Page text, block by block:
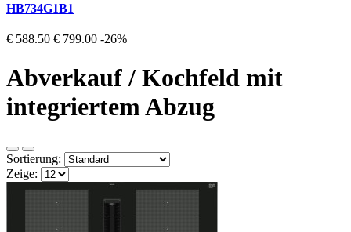
HB734G1B1
€ 588.50 € 799.00 -26%
Abverkauf / Kochfeld mit
integriertem Abzug
Sortierung:
Zeige: